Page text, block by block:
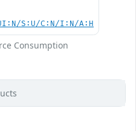
S:U/C:N/I:N/A:H
Consumption